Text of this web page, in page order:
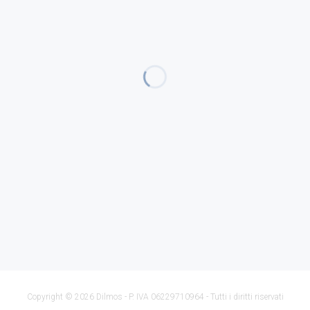
Copyright © 2026 Dilmos - P. IVA 06229710964 - Tutti i diritti riservati